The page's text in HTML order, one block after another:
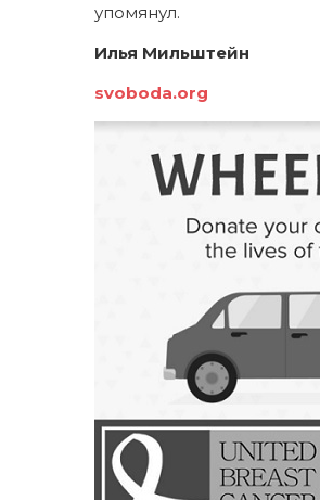
упомянул.
Илья Мильштейн
svoboda.org